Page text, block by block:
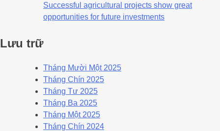
Successful agricultural projects show great
opportunities for future investments
Lưu trữ
Tháng Mười Một 2025
Tháng Chín 2025
Tháng Tư 2025
Tháng Ba 2025
Tháng Một 2025
Tháng Chín 2024